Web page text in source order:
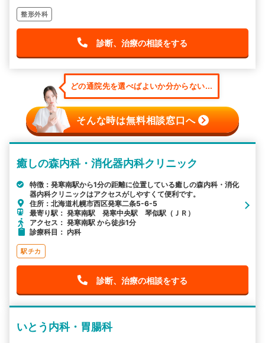
整形外科
診断、治療の相談をする
どの通院先を選べばよいか分からない...
そんな時は無料相談窓口へ
癒しの森内科・消化器内科クリニック
特徴：発寒南駅から1分の距離に位置している癒しの森内科・消化
器内科クリニックはアクセスがしやすくて便利です。
住所：北海道札幌市西区発寒二条5-6-5
最寄り駅： 発寒南駅 発寒中央駅 琴似駅（ＪＲ）
アクセス： 発寒南駅 から徒歩1分
診療科目： 内科
駅チカ
診断、治療の相談をする
いとう内科・胃腸科